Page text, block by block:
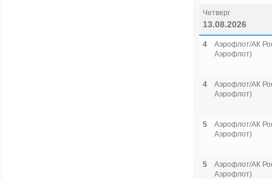
Четверг
13.08.2026
4
Аэрофлот/АК
Аэрофлот)
4
Аэрофлот/АК
Аэрофлот)
5
Аэрофлот/АК
Аэрофлот)
5
Аэрофлот/АК
Аэрофлот)